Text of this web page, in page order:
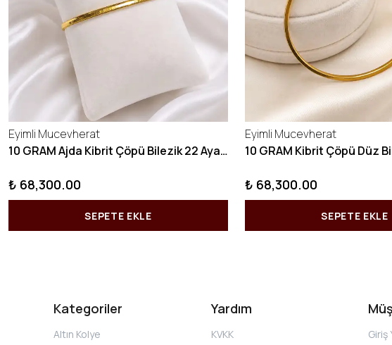
Eyimli Mucevherat
10 GRAM Ajda Kibrit Çöpü Bilezik 22 Ayar 22BLZ003
₺ 68,300.00
SEPETE EKLE
Eyimli Mucevherat
₺ 68,300.00
SEPETE EKLE
Kategoriler
Altın Kolye
Yardım
KVKK Giriş